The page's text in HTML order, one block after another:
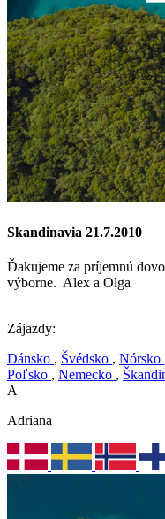
Skandinavia 21.7.2010
Ďakujeme za príjemnú
výborne. Alex a Olga
Zájazdy:
Dánsko , Švédsko , Nórsko
Poľsko , Nemecko ,
A
Adriana